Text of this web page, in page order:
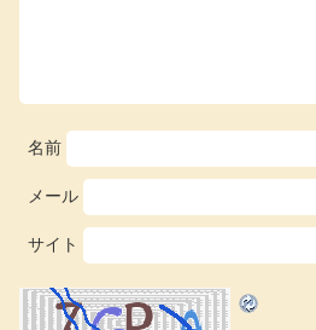
名前
メール
サイト